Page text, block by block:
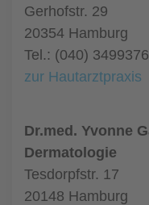
Gerhofstr. 29
20354 Hamburg
Tel.: (040)
zur Hautarztpraxis
Dr.med. Yvonne
Dermatologie
Tesdorpfstr. 17
20148 Hamburg